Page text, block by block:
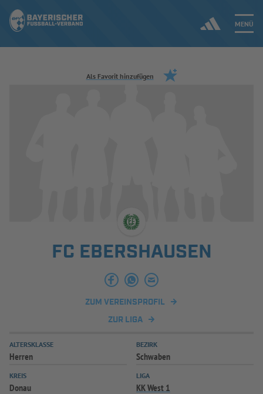
MENÜ
Jetzt einloggen
INFOTHEK SPIELPLUS
Als Favorit hinzufügen
FC EBERSHAUSEN
ZUM VEREINSPROFIL
ZUR LIGA
ALTERSKLASSE
Herren
BEZIRK
Schwaben
KREIS
Donau
LIGA
KK West 1